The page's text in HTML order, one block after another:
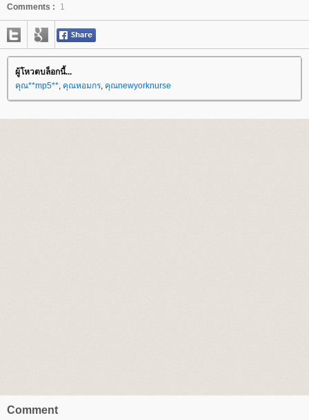
Comments :
1
ผู้โหวตบล็อกนี้...
คุณ**mp5**, คุณหอมกร, คุณnewyorknurse
Comment